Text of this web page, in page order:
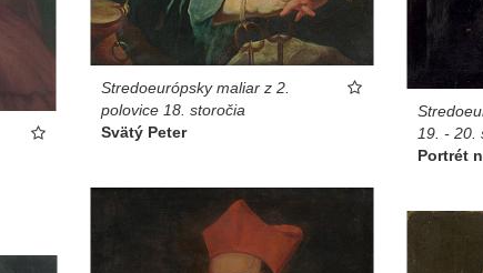
Stredoeurópsky maliar z 2.
polovice 18. storočia
Svätý Peter
19. - 20.
Portrét